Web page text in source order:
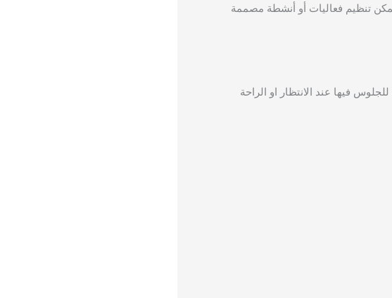
تنظيم فعاليات أو أنشطة مصممة
فيها عند الانتظار او الراحة